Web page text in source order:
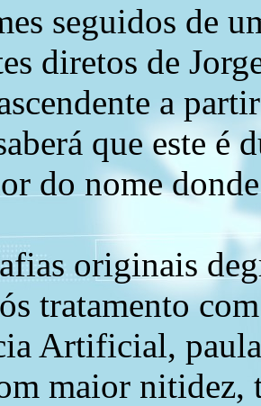
seguidos de
diretos de
a
que este é
do nome
originais
tratamento
Artificial,
maior nitidez,